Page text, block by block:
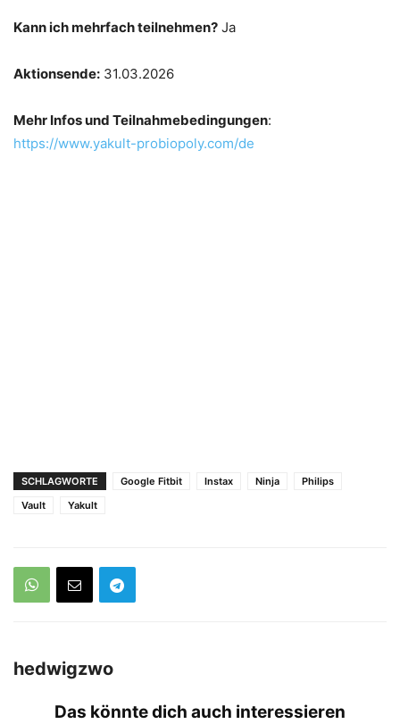
Kann ich mehrfach teilnehmen? Ja
Aktionsende: 31.03.2026
Mehr Infos und Teilnahmebedingungen:
https://www.yakult-probiopoly.com/de
SCHLAGWORTE Google Fitbit Instax Ninja
Philips
Vault
Yakult
hedwigzwo
Das könnte dich auch interessieren